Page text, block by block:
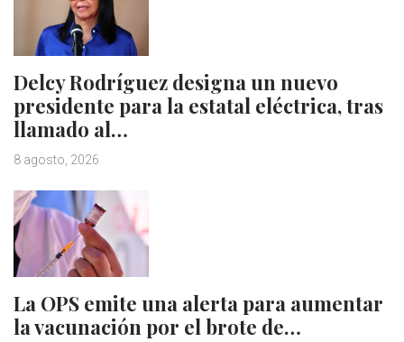
Delcy Rodríguez designa un nuevo
presidente para la estatal eléctrica, tras
llamado al…
8 agosto, 2026
La OPS emite una alerta para aumentar
la vacunación por el brote de…